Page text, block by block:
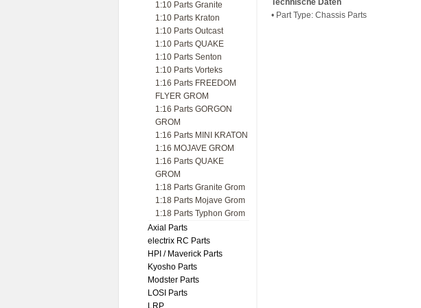
1:10 Parts Granite
1:10 Parts Kraton
1:10 Parts Outcast
1:10 Parts QUAKE
1:10 Parts Senton
1:10 Parts Vorteks
1:16 Parts FREEDOM
FLYER GROM
1:16 Parts GORGON
GROM
1:16 Parts MINI KRATON
1:16 MOJAVE GROM
1:16 Parts QUAKE
GROM
1:18 Parts Granite Grom
1:18 Parts Mojave Grom
1:18 Parts Typhon Grom
Axial Parts
electrix RC Parts
HPI / Maverick Parts
Kyosho Parts
Modster Parts
LOSI Parts
LRP
Technische Daten
• Part Type: Chassis Parts